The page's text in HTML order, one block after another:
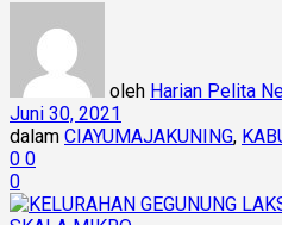
oleh Harian Pelita
Juni 30, 2021
dalam CIAYUMAJAKUNING,
0 0
0